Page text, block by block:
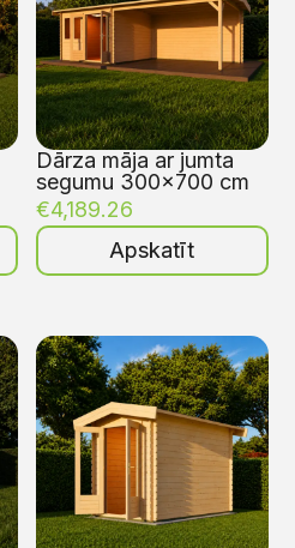
Dārza māja ar jumta
segumu 300×700 cm
€4,189.26
Apskatīt